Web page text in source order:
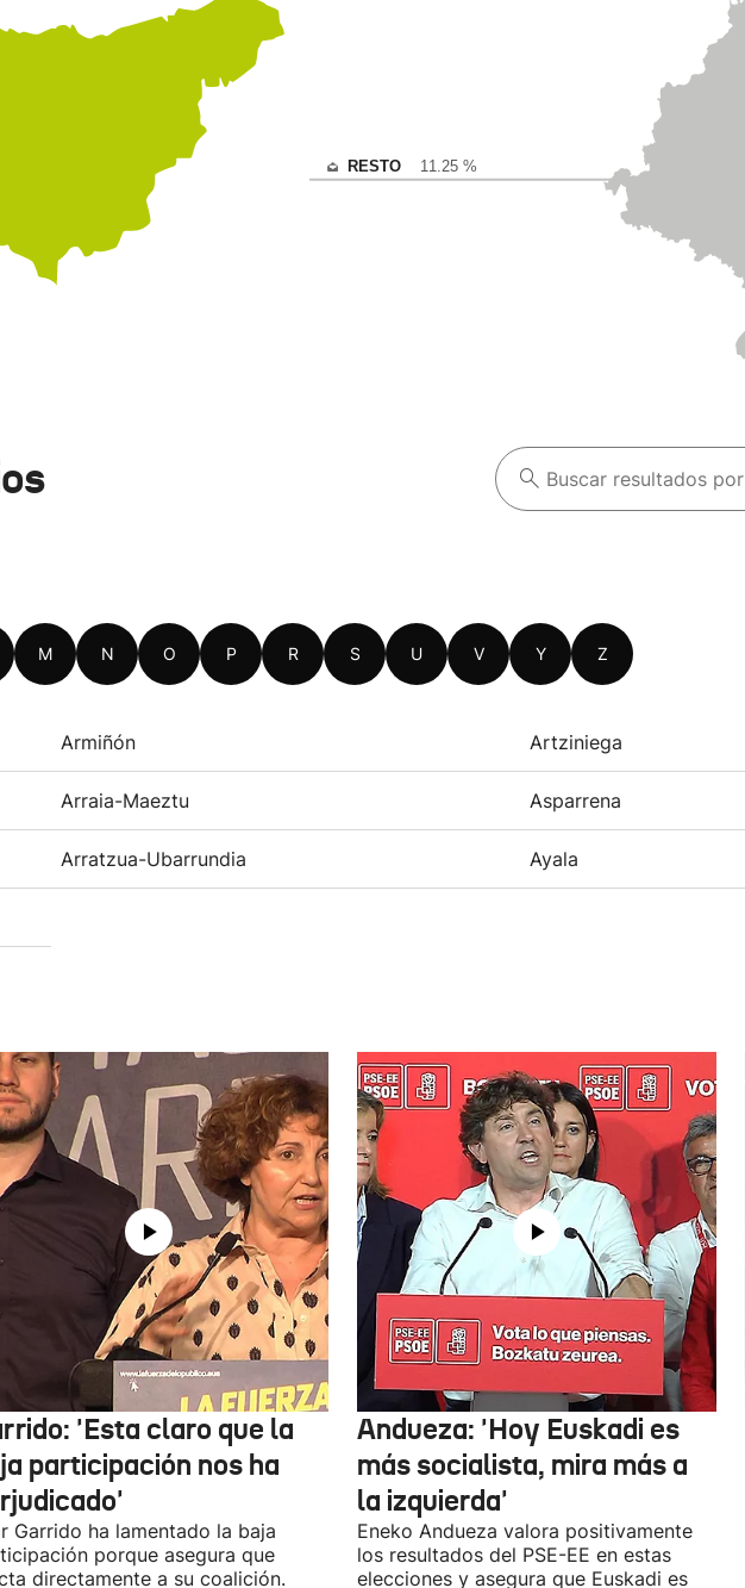
RESTO 11.25 %
M N O P R S U V Y Z
Armiñón Artziniega
Arraia-Maeztu Asparrena
Arratzua-Ubarrundia Ayala
'Esta claro que la
participación nos ha
Garrido ha lamentado la baja
porque asegura que
directamente a su coalición.
Andueza: 'Hoy Euskadi es
más socialista, mira más a
la izquierda'
Eneko Andueza valora positivamente
los resultados del PSE-EE en estas
elecciones y asegura que Euskadi es